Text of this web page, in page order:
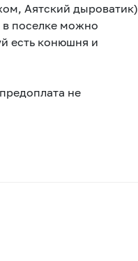
Аятский дыроватик)
поселке можно
есть конюшня и
не